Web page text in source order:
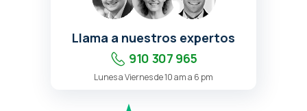
Llama a nuestros expertos
910 307 965
Lunes a Viernes de 10 am a 6 pm